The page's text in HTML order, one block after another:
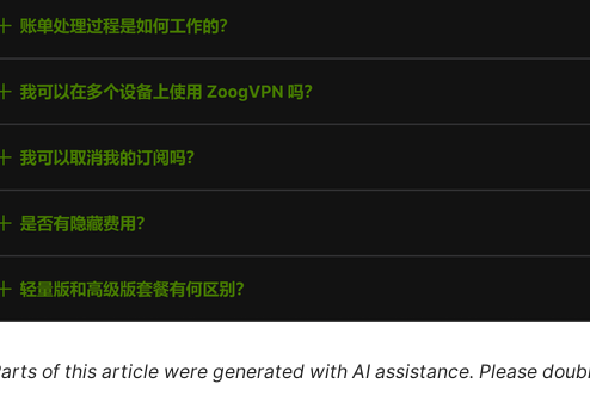
of this article were generated with AI assistance. Please